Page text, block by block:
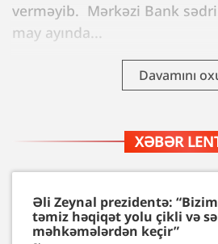
verməyib. Mərkəzi Bank sədri
may ayında...
Davamını
XƏBƏR
Əli Zeynal prezidentə:
təmiz həqiqət yolu çikli və
məhkəmələrdən keçir”